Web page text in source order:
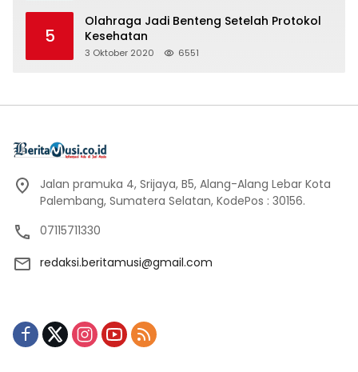
5
Olahraga Jadi Benteng Setelah Protokol
Kesehatan
3 Oktober 2020 6551
Jalan pramuka 4, Srijaya, B5, Alang-Alang Lebar Kota
Palembang, Sumatera Selatan, KodePos : 30156.
07115711330
redaksi.beritamusi@gmail.com